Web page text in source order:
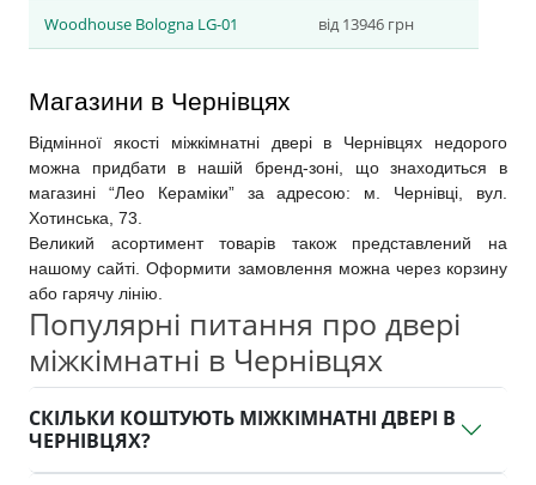
Woodhouse Bologna LG-01 від 13946 грн
Магазини в Чернівцях
Відмінної якості міжкімнатні двері в Чернівцях недорого
можна придбати в нашій бренд-зоні, що знаходиться в
магазині “Лео Кераміки” за адресою: м. Чернівці, вул.
Хотинська, 73.
Великий асортимент товарів також представлений на
нашому сайті. Оформити замовлення можна через корзину
або гарячу лінію.
Популярні питання про двері
міжкімнатні в Чернівцях
СКІЛЬКИ КОШТУЮТЬ МІЖКІМНАТНІ ДВЕРІ В
ЧЕРНІВЦЯХ?